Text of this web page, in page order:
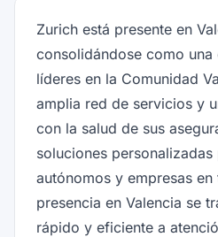
Zurich está presente en
consolidándose como una
líderes en la Comunidad
amplia red de servicios y
con la salud de sus
soluciones
autónomos y empresas
presencia en Valencia se
rápido y eficiente a